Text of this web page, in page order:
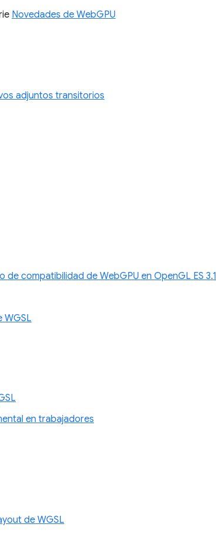
Novedades de WebGPU
adjuntos transitorios
compatibilidad de WebGPU en OpenGL ES 3.1
WGSL
en trabajadores
de WGSL